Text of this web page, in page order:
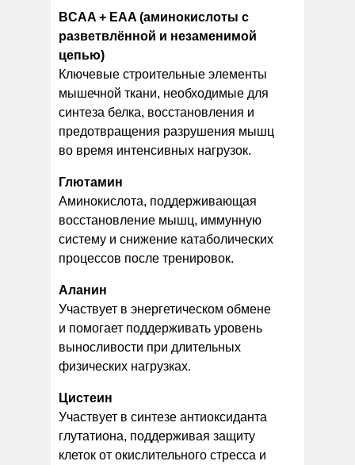
BCAA + EAA (аминокислоты с
разветвлённой и незаменимой
цепью)
Ключевые строительные элементы
мышечной ткани, необходимые для
синтеза белка, восстановления и
предотвращения разрушения мышц
во время интенсивных нагрузок.
Глютамин
Аминокислота, поддерживающая
восстановление мышц, иммунную
систему и снижение катаболических
процессов после тренировок.
Аланин
Участвует в энергетическом обмене
и помогает поддерживать уровень
выносливости при длительных
физических нагрузках.
Цистеин
Участвует в синтезе антиоксиданта
глутатиона, поддерживая защиту
клеток от окислительного стресса и